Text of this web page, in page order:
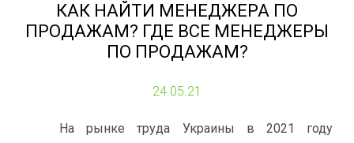
КАК НАЙТИ МЕНЕДЖЕРА ПО
ПРОДАЖАМ? ГДЕ ВСЕ МЕНЕДЖЕРЫ
ПО ПРОДАЖАМ?
24.05.21
На рынке труда Украины в 2021 году